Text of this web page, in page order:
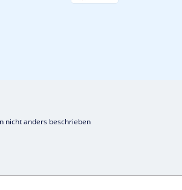
nicht anders beschrieben